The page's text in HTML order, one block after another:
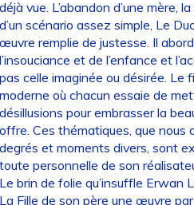
vue. L’abandon d’une mère,
scénario assez simple, Le
remplie de justesse. Il
et de l’enfance et
celle imaginée ou désirée. Le
où chacun essaie de
pour embrasser la
Ces thématiques, que nous
et moments divers, sont
personnelle de son
brin de folie qu’insuffle Erwan
Fille de son père une œuvre